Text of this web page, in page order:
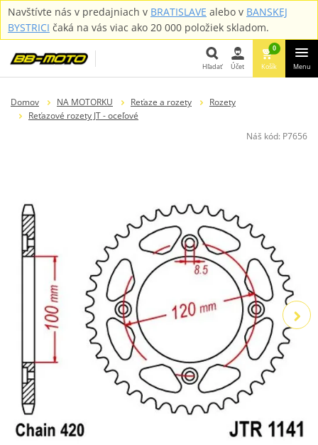
Navštívte nás v predajniach v BRATISLAVE alebo v BANSKEJ
BYSTRICI čaká na vás viac ako 20 000 položiek skladom.
Hľadať Účet
0
Košík Menu
Domov NA MOTORKU Reťaze a rozety
Rozety
Reťazové rozety JT - oceľové
Náš kód: P7656